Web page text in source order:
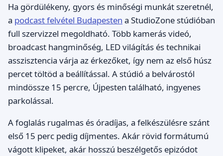
Ha gördülékeny, gyors és minőségi munkát szeretnél,
a podcast felvétel Budapesten a StudioZone stúdióban
full szervizzel megoldható. Több kamerás videó,
broadcast hangminőség, LED világítás és technikai
asszisztencia várja az érkezőket, így nem az első húsz
percet töltöd a beállítással. A stúdió a belvárostól
mindössze 15 percre, Újpesten található, ingyenes
parkolással.
A foglalás rugalmas és óradíjas, a felkészülésre szánt
első 15 perc pedig díjmentes. Akár rövid formátumú
vágott klipeket, akár hosszú beszélgetős epizódot